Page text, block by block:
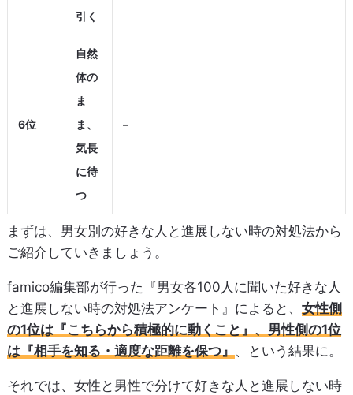
引く
6位
自然
体の
ま
ま、
気長
に待
つ
–
まずは、男女別の好きな人と進展しない時の対処法から
ご紹介していきましょう。
famico編集部が行った『男女各100人に聞いた好きな人
と進展しない時の対処法アンケート』によると、 女性側
の1位は『こちらから積極的に動くこと』、男性側の1位
は『相手を知る・適度な距離を保つ』、という結果に。
それでは、女性と男性で分けて好きな人と進展しない時